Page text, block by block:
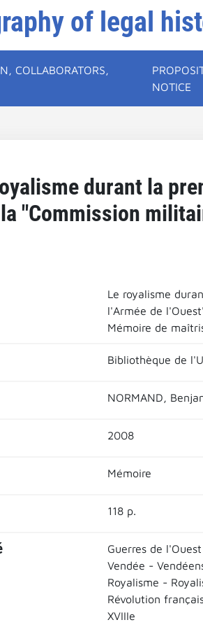
of legal
COLLABORATORS,
NOTICE
durant la
"Commission
Le royalisme
l'Armée de
Mémoire de
Bibliothèque de
NORMAND,
2008
Mémoire
118 p.
Guerres de
Vendée -
Royalisme -
Révolution
XVIIIe